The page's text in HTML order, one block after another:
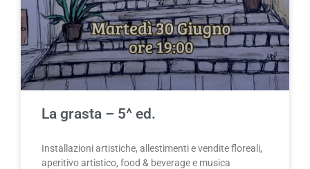
La grasta – 5^ ed.
Installazioni artistiche, allestimenti e vendite floreali,
aperitivo artistico, food & beverage e musica